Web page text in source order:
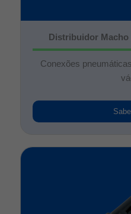
Distribuidor Macho
Conexões